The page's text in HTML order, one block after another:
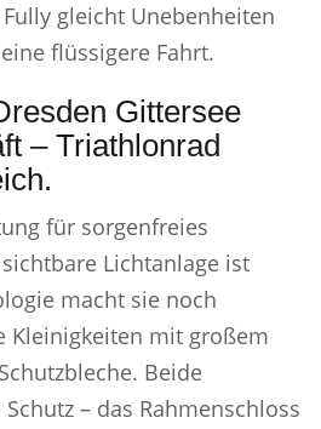
gleicht Unebenheiten
flüssigere Fahrt.
Gittersee
– Triathlonrad
für sorgenfreies
Lichtanlage ist
macht sie noch
Kleinigkeiten mit großem
Beide
– das Rahmenschloss